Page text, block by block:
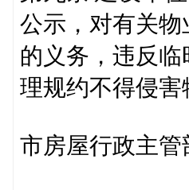
公示，对有关
的义务，违反
理规约不得侵
市房屋行政主